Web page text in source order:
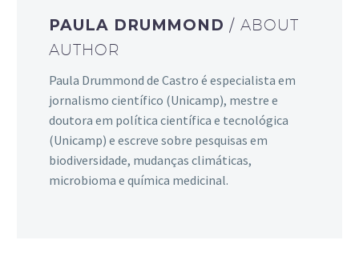
PAULA DRUMMOND/ ABOUT
AUTHOR
Paula Drummond de Castro é especialista em
jornalismo científico (Unicamp), mestre e
doutora em política científica e tecnológica
(Unicamp) e escreve sobre pesquisas em
biodiversidade, mudanças climáticas,
microbioma e química medicinal.